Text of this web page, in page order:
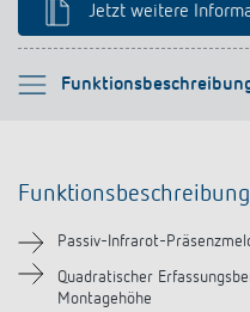
Jetzt weitere
Bitte auswählen
Technische
Downloads
Funktionsbeschreibung
Passiv-Infrarot-
Quadratischer
Montagehöhe